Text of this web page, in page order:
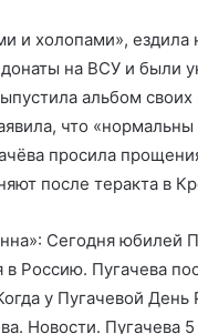
и холопами»,
донаты на ВСУ и были
альбом
что
просила
после теракта в